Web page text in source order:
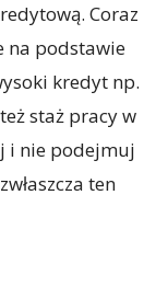
Coraz
na podstawie
kredyt np.
staż pracy w
i nie podejmuj
ten